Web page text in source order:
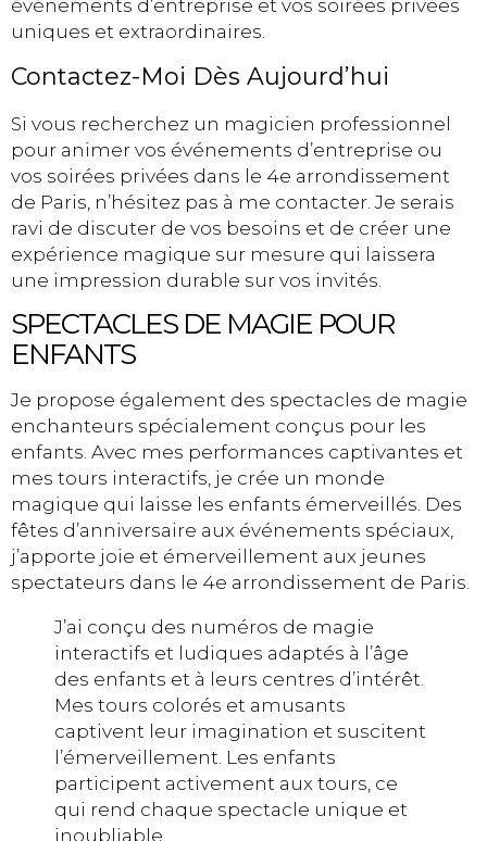
événements d’entreprise et vos soirées privées
uniques et extraordinaires.
Contactez-Moi Dès Aujourd’hui
Si vous recherchez un magicien professionnel
pour animer vos événements d’entreprise ou
vos soirées privées dans le 4e arrondissement
de Paris, n’hésitez pas à me contacter. Je serais
ravi de discuter de vos besoins et de créer une
expérience magique sur mesure qui laissera
une impression durable sur vos invités.
SPECTACLES DE MAGIE POUR
ENFANTS
Je propose également des spectacles de magie
enchanteurs spécialement conçus pour les
enfants. Avec mes performances captivantes et
mes tours interactifs, je crée un monde
magique qui laisse les enfants émerveillés. Des
fêtes d’anniversaire aux événements spéciaux,
j’apporte joie et émerveillement aux jeunes
spectateurs dans le 4e arrondissement de Paris.
J’ai conçu des numéros de magie
interactifs et ludiques adaptés à l’âge
des enfants et à leurs centres d’intérêt.
Mes tours colorés et amusants
captivent leur imagination et suscitent
l’émerveillement. Les enfants
participent activement aux tours, ce
qui rend chaque spectacle unique et
inoubliable.